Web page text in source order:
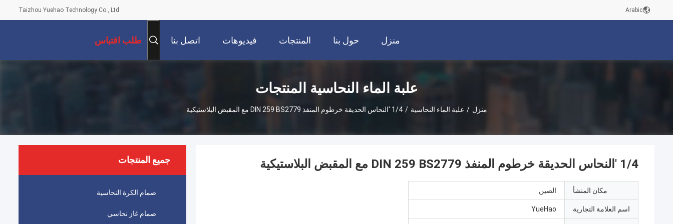
Taizhou Yuehao Technology Co., Ltd Arabic
منزل حول بنا المنتجات فيديوهات اتصل بنا طلب اقتباس
علبة الماء النحاسية المنتجات
منزل / علبة الماء النحاسية / 1/4 'النحاس الحديقة خرطوم المنفذ DIN 259 BS2779 مع المقبض البلاستيكية
جميع المنتجات
صمام الكرة النحاسية
صمام غاز نحاسي
1/4 'النحاس الحديقة خرطوم المنفذ DIN 259 BS2779 مع المقبض البلاستيكية
مكان المنشأ الصين
اسم العلامة التجارية YueHao